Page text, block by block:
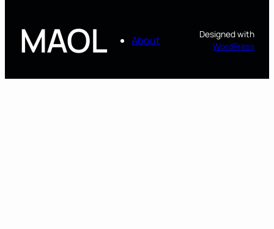
MAOL About
Designed with
WordPress